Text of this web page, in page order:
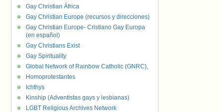
Gay Christian África
Gay Christian Europe (recursos y direcciones)
Gay Christian Europe- Cristiano Gay Europa
(en español)
Gay Christians Exist
Gay Spirituality
Global Network of Rainbow Catholic (GNRC),
Homoprotestantes
Ichthys
Kinship (Adventistas gays y lesbianas)
LGBT Religious Archives Network